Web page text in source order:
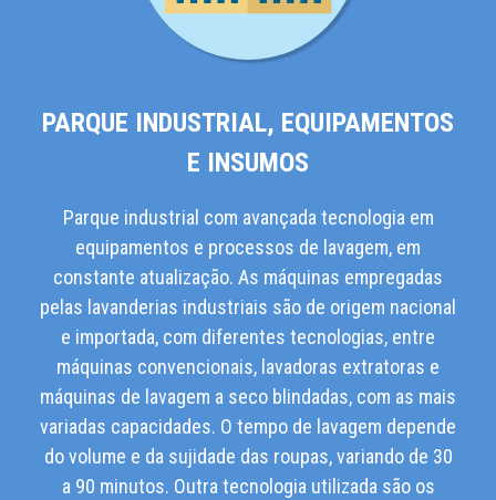
PARQUE INDUSTRIAL, EQUIPAMENTOS
E INSUMOS
Parque industrial com avançada tecnologia em
equipamentos e processos de lavagem, em
constante atualização. As máquinas empregadas
pelas lavanderias industriais são de origem nacional
e importada, com diferentes tecnologias, entre
máquinas convencionais, lavadoras extratoras e
máquinas de lavagem a seco blindadas, com as mais
variadas capacidades. O tempo de lavagem depende
do volume e da sujidade das roupas, variando de 30
a 90 minutos. Outra tecnologia utilizada são os